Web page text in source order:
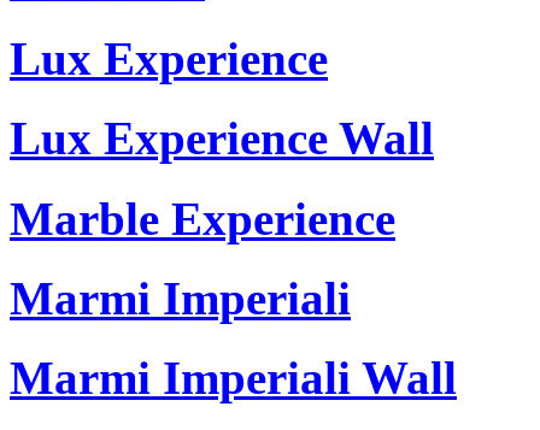
Lux Experience
Lux Experience Wall
Marble Experience
Marmi Imperiali
Marmi Imperiali Wall